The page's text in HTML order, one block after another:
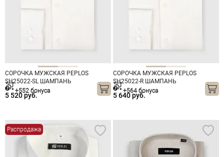
СОРОЧКА МУЖСКАЯ PEPLOS
SH25022-SL ШАМПАНЬ
5 520 руб.
+552 бонуса
СОРОЧКА МУЖСКАЯ PEPLOS
SH25022-R ШАМПАНЬ
5 640 руб.
+564 бонуса
Распродажа